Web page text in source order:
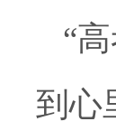
“
到心